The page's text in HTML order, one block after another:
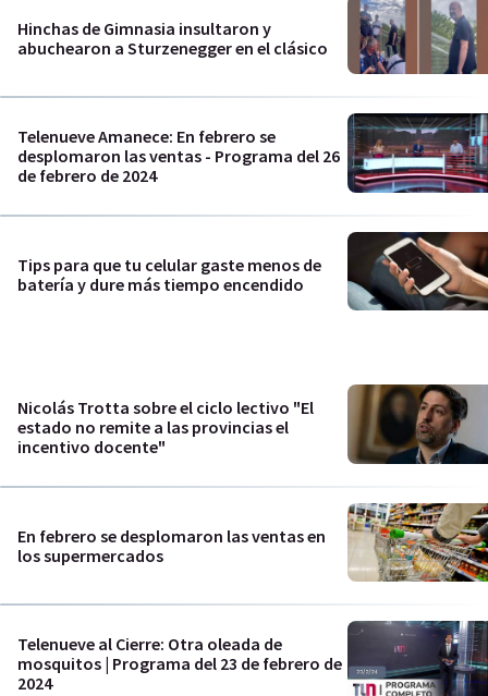
Hinchas de Gimnasia insultaron y
abuchearon a Sturzenegger en el clásico
Telenueve Amanece: En febrero se
desplomaron las ventas - Programa del 26
de febrero de 2024
Tips para que tu celular gaste menos de
batería y dure más tiempo encendido
Nicolás Trotta sobre el ciclo lectivo "El
estado no remite a las provincias el
incentivo docente"
En febrero se desplomaron las ventas en
los supermercados
Telenueve al Cierre: Otra oleada de
mosquitos | Programa del 23 de febrero de
2024